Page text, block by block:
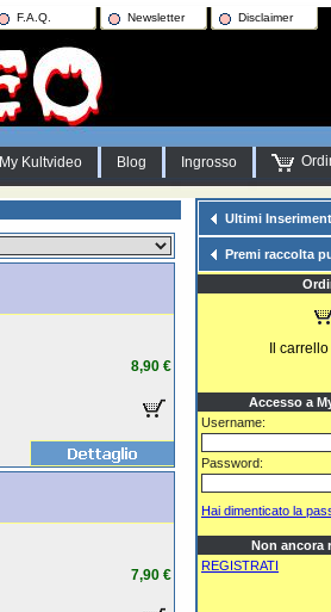
F.A.Q. Newsletter Disclaimer
My Kultvideo Blog Ingrosso
8,90 €
7,90 €
Ultimi
Premi raccolta
Il
Accesso a
Username:
Password:
Hai dimenticato la
Non ancora
REGISTRATI